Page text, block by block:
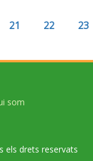
21 22 23
som
els drets reservats